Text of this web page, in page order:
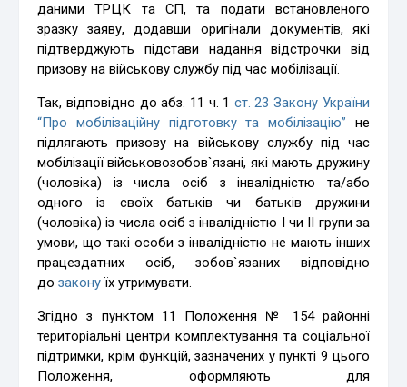
даними ТРЦК та СП, та подати встановленого
зразку заяву, додавши оригінали документів, які
підтверджують підстави надання відстрочки від
призову на військову службу під час мобілізації.
Так, відповідно до абз. 11 ч. 1 ст. 23 Закону України
“Про мобілізаційну підготовку та мобілізацію” не
підлягають призову на військову службу під час
мобілізації військовозобов`язані, які мають дружину
(чоловіка) із числа осіб з інвалідністю та/або
одного із своїх батьків чи батьків дружини
(чоловіка) із числа осіб з інвалідністю I чи II групи за
умови, що такі особи з інвалідністю не мають інших
працездатних осіб, зобов`язаних відповідно
дозаконуїх утримувати.
Згідно з пунктом 11 Положення № 154 районні
територіальні центри комплектування та соціальної
підтримки, крім функцій, зазначених у пункті 9 цього
Положення, оформляють для